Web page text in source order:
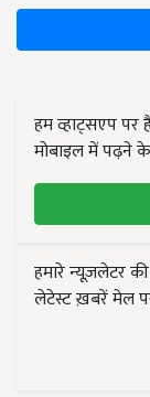
हम व्हाट्सएप
मोबाइल में पढ़ने
हमारे न्यूज़लेटर
लेटेस्ट ख़बरें मेल